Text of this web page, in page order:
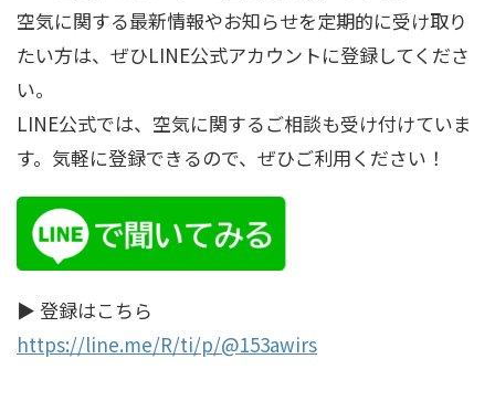
空気に関する最新情報やお知らせを定期的に受け取り
たい方は、ぜひLINE公式アカウントに登録してくださ
い。
LINE公式では、空気に関するご相談も受け付けていま
す。気軽に登録できるので、ぜひご利用ください！
▶︎ 登録はこちら
https://line.me/R/ti/p/@153awirs